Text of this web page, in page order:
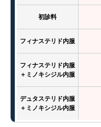
初診料
フィナステリド内服
フィナステリド内服
＋ミノキシジル内服
デュタステリド内服
＋ミノキシジル内服